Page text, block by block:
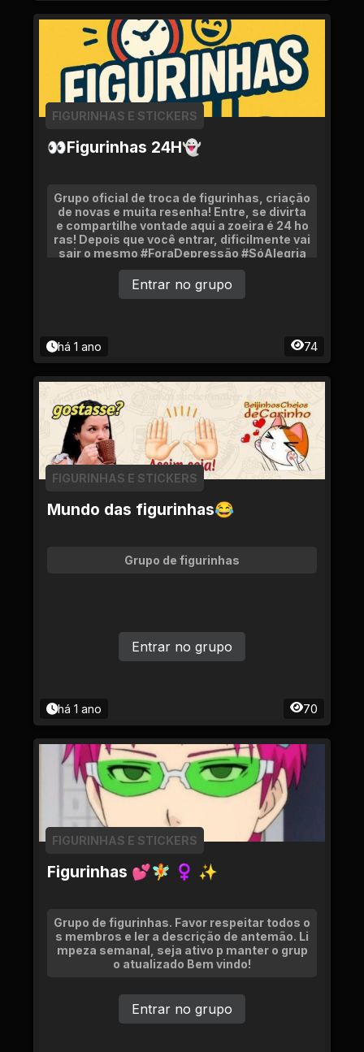
👀Figurinhas 24H👻
FIGURINHAS E STICKERS
Grupo oficial de troca de figurinhas, criação
de novas e muita resenha! Entre, se divirta
e compartilhe vontade aqui a zoeira é 24 ho
ras! Depois que você entrar, dificilmente vai
sair o mesmo #ForaDepressão #SóAlegria
há 1 ano 74
Entrar no grupo
Mundo das figurinhas😂
FIGURINHAS E STICKERS
Grupo de figurinhas
há 1 ano 70
Entrar no grupo
Figurinhas 💕🧚 ♀ ✨
FIGURINHAS E STICKERS
Grupo de figurinhas. Favor respeitar todos o
s membros e ler a descrição de antemão. Li
mpeza semanal, seja ativo p manter o grup
o atualizado Bem vindo!
Entrar no grupo